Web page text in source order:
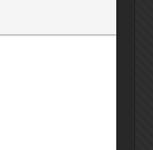
спойлера